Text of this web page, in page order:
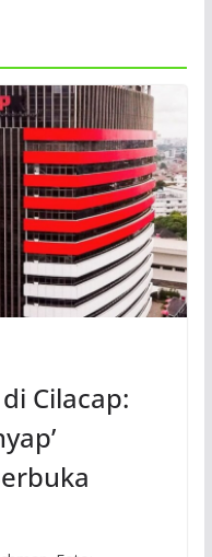
Cilacap: